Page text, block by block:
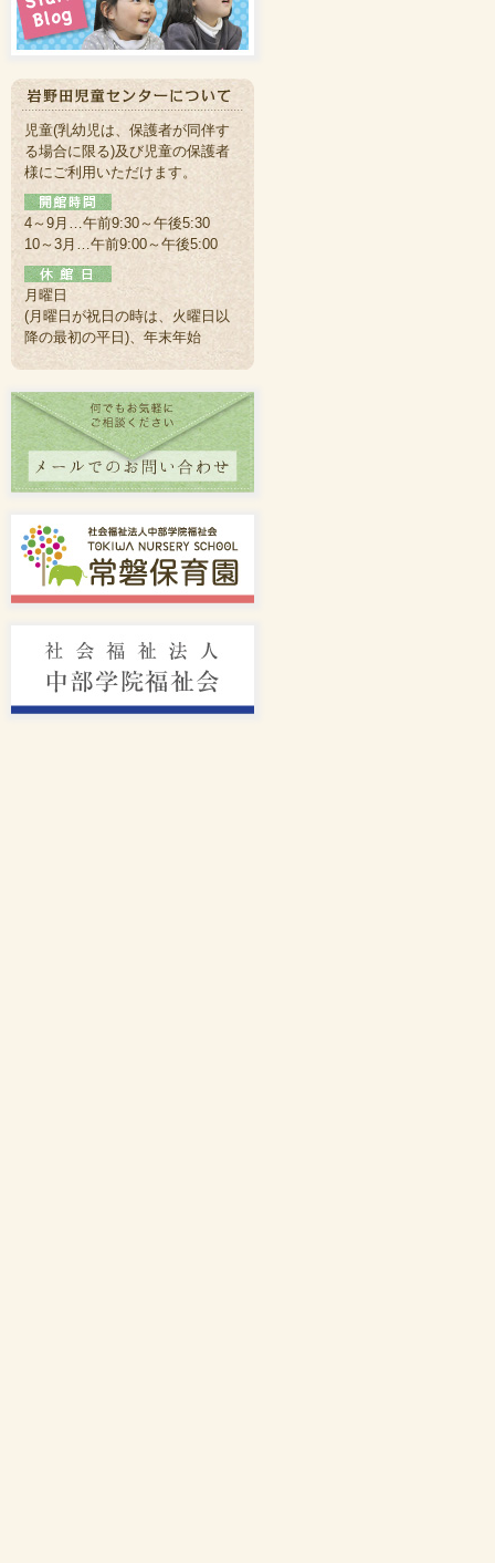
児童(乳幼児は、保護者が同伴す
る場合に限る)及び児童の保護者
様にご利用いただけます。
4～9月…午前9:30～午後5:30
10～3月…午前9:00～午後5:00
月曜日
(月曜日が祝日の時は、火曜日以
降の最初の平日)、年末年始